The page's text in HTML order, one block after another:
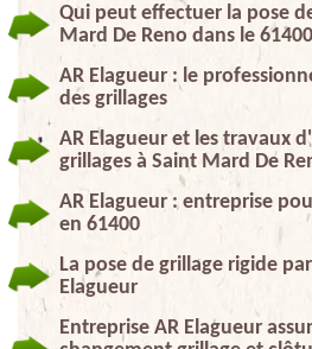
Qui peut effectuer la pose
Mard De Reno dans le
AR Elagueur : le
des grillages
AR Elagueur et les travaux
grillages à Saint Mard De
AR Elagueur : entreprise
en 61400
La pose de grillage rigide
Elagueur
Entreprise AR Elagueur